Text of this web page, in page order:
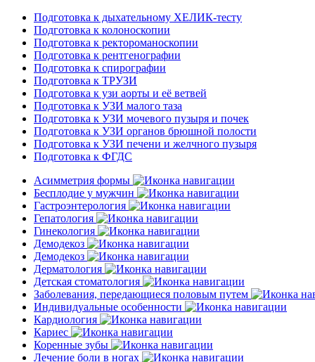
Подготовка к дыхательному ХЕЛИК-тесту
Подготовка к колоноскопии
Подготовка к ректороманоскопии
Подготовка к рентгенографии
Подготовка к спирографии
Подготовка к ТРУЗИ
Подготовка к узи аорты и её ветвей
Подготовка к УЗИ малого таза
Подготовка к УЗИ мочевого пузыря и почек
Подготовка к УЗИ органов брюшной полости
Подготовка к УЗИ печени и желчного пузыря
Подготовка к ФГДС
Асимметрия формы
Бесплодие у мужчин
Гастроэнтерология
Гепатология
Гинекология
Демодекоз
Демодекоз
Дерматология
Детская стоматология
Заболевания, передающиеся половым путем
Индивидуальные особенности
Кардиология
Кариес
Коренные зубы
Лечение боли в ногах